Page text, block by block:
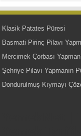
Klasik Patates Püresi
Basmati Pirinç Pilavı
Mercimek Çorbası
Şehriye Pilavı Yapmanın
Dondurulmuş Kıymayı